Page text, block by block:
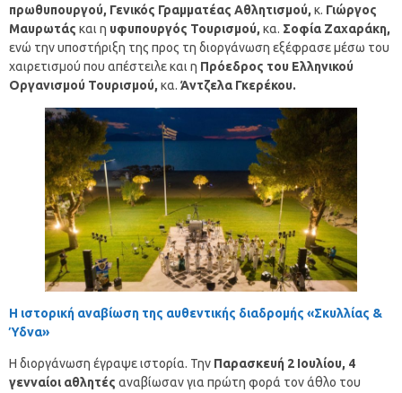
πρωθυπουργού, Γενικός Γραμματέας Αθλητισμού, κ. Γιώργος
Μαυρωτάς και η υφυπουργός Τουρισμού, κα. Σοφία Ζαχαράκη,
ενώ την υποστήριξη της προς τη διοργάνωση εξέφρασε μέσω του
χαιρετισμού που απέστειλε και η Πρόεδρος του Ελληνικού
Οργανισμού Τουρισμού, κα. Άντζελα Γκερέκου.
Η ιστορική αναβίωση της αυθεντικής διαδρομής «Σκυλλίας &
Ύδνα»
Η διοργάνωση έγραψε ιστορία. Την Παρασκευή 2 Ιουλίου, 4
γενναίοι αθλητές αναβίωσαν για πρώτη φορά τον άθλο του